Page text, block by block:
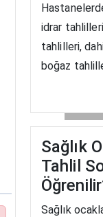
idrar
tahlilleri,
boğaz
Sağlık
Tahlil
Sağlık